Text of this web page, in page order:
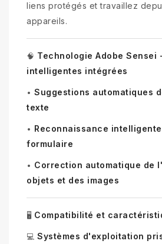
liens protégés et travaillez
appareils.
🧠 Technologie Adobe Sensei
intelligentes intégrées
• Suggestions automatiques
texte
• Reconnaissance
formulaire
• Correction automatique de
objets et des images
🖥️ Compatibilité et
💻 Systèmes d'exploitation